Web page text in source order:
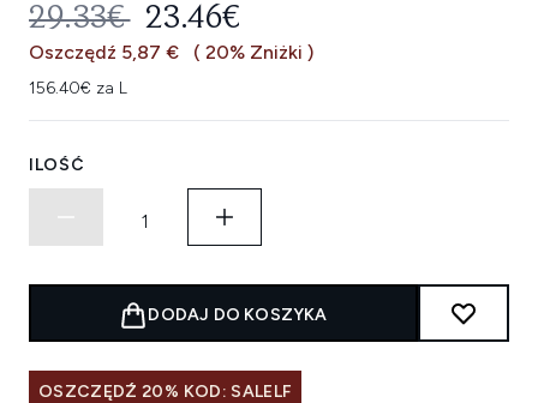
SUGEROWANA CENA
29.33€ AKTUALNA CENA:
23.46€
Oszczędź 5,87 € ( 20% Zniżki )
156.40€ za L
ILOŚĆ
DODAJ DO KOSZYKA
OSZCZĘDŹ 20% KOD: SALELF